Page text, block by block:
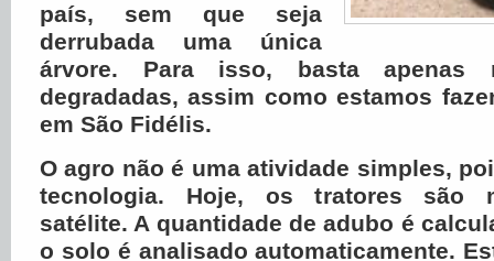
país, sem que seja
derrubada uma única
árvore. Para isso, basta apenas
degradadas, assim como estamos
em São Fidélis.
O agro não é uma atividade simples,
tecnologia. Hoje, os tratores são
satélite. A quantidade de adubo é
o solo é analisado automaticamente.